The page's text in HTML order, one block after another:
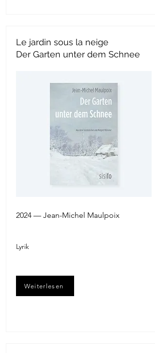
Le jardin sous la neige
Der Garten unter dem Schnee
2024 — Jean-Michel Maulpoix
Lyrik
Weiterlesen